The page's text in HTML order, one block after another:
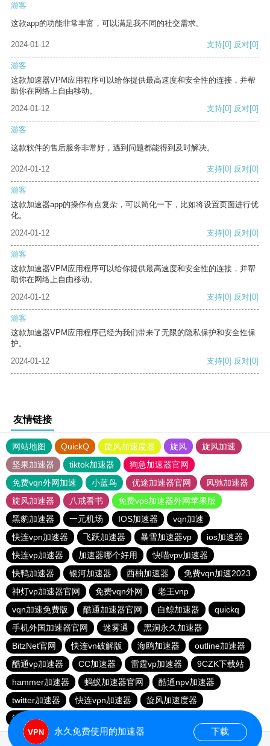
游客
这款app的功能非常丰富，可以满足我不同的社交需求。
2024-01-12 支持[0] 反对[0]
游客
这款加速器VPM应用程序可以给你提供最高速度和安全性的连接，并帮
助你在网络上自由移动。
2024-01-12
支持[0] 反对[0]
游客
这款软件的售后服务非常好，遇到问题都能得到及时解决。
2024-01-12 支持[0] 反对[0]
游客
这款加速器app的操作有点复杂，可以简化一下，比如将设置页面进行优
化。
2024-01-12
支持[0] 反对[0]
游客
这款加速器VPM应用程序可以给你提供最高速度和安全性的连接，并帮
助你在网络上自由移动。
2024-01-12
支持[0] 反对[0]
游客
这款加速器VPM应用程序已经为我们带来了无限的隐私保护和安全性保
护。
2024-01-12
支持[0] 反对[0]
友情链接
网站地图 QuickQ 旋风加速度器 旋风
旋风加速
坚果加速器
tiktok加速器
狗急加速器官网
免费vqn外网加速
小蓝鸟 优途加速器官网
风驰加速器
旋风加速器
八戒看书
免费vps加速器外网苹果版
黑豹加速器
一元机场 IOS加速器
vqn加速
快连vρn加速器
飞跃加速器 暴雪加速器vp
ios加速器
快连vp加速器
加速器哪个好用
快喵vpv加速器
快鸭加速器
银河加速器 西柚加速器
免费vqn加速2023
神灯vp加速器官网
免费vqn外网
老王vnp
vqn加速免费版
酷通加速器官网 白鲸加速器
quickq
手机外国加速器官网
迷雾通
黑洞永久加速器
BitzNet官网
快连vn破解版 海鸥加速器
outline加速器
酷通vp加速器
CC加速器 雷霆vp加速器
9CZK下载站
hammer加速器
蚂蚁加速器官网
酷通npv加速器
twitter加速器
快连vρn加速器
旋风加速度器
油管加速器永久免费版
永久免费使用的加速器 下载